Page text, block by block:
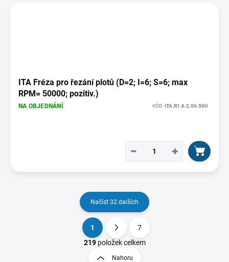
ITA Fréza pro řezání plotů (D=2; I=6; S=6; max
RPM= 50000; pozitiv.)
NA OBJEDNÁNÍ KÓD:ITA.R1.6.2.06.50U
+
−
O
v
Načíst 32 dalších
S
t
r
1
7
219položek celkem
Nahoru